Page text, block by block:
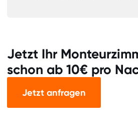
Jetzt Ihr
schon ab 10€ pro
Jetzt anfragen